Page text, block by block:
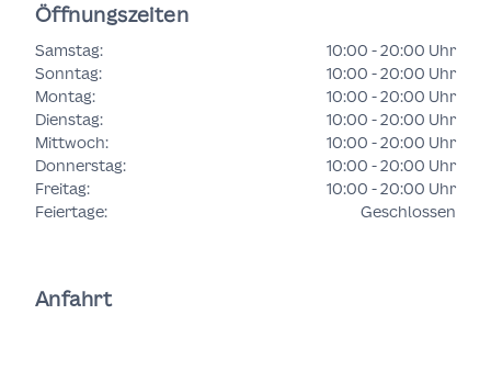
Öffnungszeiten
Samstag:
10:00 - 20:00 Uhr
Sonntag:
10:00 - 20:00 Uhr
Montag:
10:00 - 20:00 Uhr
Dienstag:
10:00 - 20:00 Uhr
Mittwoch:
10:00 - 20:00 Uhr
Donnerstag:
10:00 - 20:00 Uhr
Freitag:
10:00 - 20:00 Uhr
Feiertage: Geschlossen
Anfahrt